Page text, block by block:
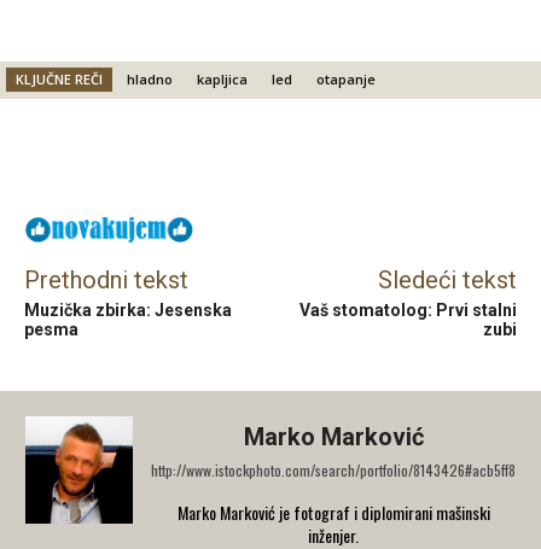
KLJUČNE REČI hladno kapljica led otapanje
Prethodni tekst
Muzička zbirka: Jesenska
pesma
Sledeći tekst
Vaš stomatolog: Prvi stalni
zubi
Marko Marković
http://www.istockphoto.com/search/portfolio/8143426#acb5ff8
Marko Marković je fotograf i diplomirani mašinski
inženjer.